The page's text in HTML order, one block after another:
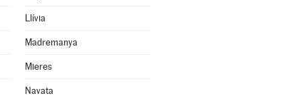
Llívia
Madremanya
Mieres
Navata